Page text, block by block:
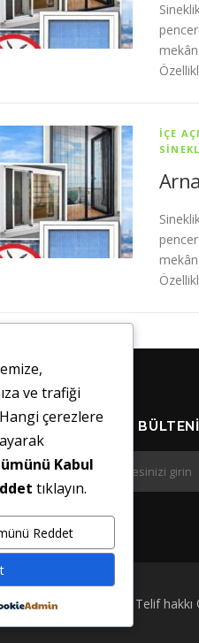
İÇE
HABER
Telif
ve trafiği
çerezlere
Kabul
tıklayın.
Reddet